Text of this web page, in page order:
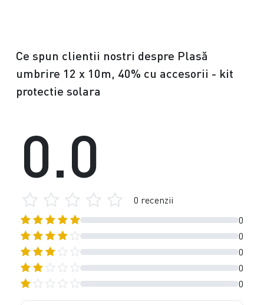
Ce spun clientii nostri despre Plasă
umbrire 12 x 10m, 40% cu accesorii - kit
protectie solara
0
0
0
0
0
0.0
0 recenzii